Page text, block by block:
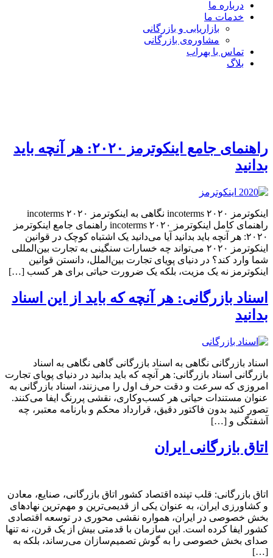
درباره ما
خدمات ما
بازاریابی و بازرگانی
مشاوره‌ی بازرگانی
تماس با بهراب
بلاگ
راهنمای جامع اینکوترمز ۲۰۲۰: هر آنچه باید
بدانید
اینکوترمز ۲۰۲۰ incoterms نگاهی به اینکوترمز ۲۰۲۰ incoterms
راهنمای کامل اینکوترمز ۲۰۲۰ incoterms راهنمای جامع اینکوترمز
۲۰۲۰: هر آنچه باید بدانید آیا می‌دانید یک اشتباه کوچک در قوانین
اینکوترمز ۲۰۲۰ می‌تواند چه خسارات سنگینی به تجارت بین‌المللی
شما وارد کند؟ در دنیای پویای تجارت بین‌الملل، دانستن قوانین
اینکوترمز نه یک مزیت، بلکه یک ضرورت حیاتی برای هر کسب […]
اسناد بازرگانی: هر آنچه که باید از این اسناد
بدانید
اسناد بازرگانی نگاهی به اسناد بازرگانی گاهی نگاهی به اسناد
بازرگانی اسناد بازرگانی: هر آنچه که باید بدانید در دنیای پویای تجارت
امروزی که سرعت و دقت حرف اول را می‌زنند، اسناد بازرگانی به
عنوان مستندات حیاتی هر کسب‌وکاری، نقشی پررنگ ایفا می‌کنند.
تصور کنید بدون فاکتور دقیق، قرارداد محکم و بارنامه معتبر، چه
آشفتگی و […]
اتاق بازرگانی ایران
اتاق بازرگانی: قلب تپنده اقتصاد کشور اتاق بازرگانی، صنایع، معادن
و کشاورزی ایران، به عنوان یکی از قدیمی‌ترین و مهم‌ترین نهادهای
بخش خصوصی در ایران، همواره نقشی محوری در توسعه اقتصادی
کشور ایفا کرده است. این سازمان با قدمتی بیش از یک قرن، نه تنها
صدای بخش خصوصی را به گوش تصمیم‌سازان می‌رساند، بلکه به
[…]